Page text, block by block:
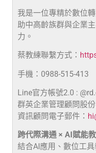
我是一位專精於數位
助中高齡族群與企業
力。
蔡教練聯繫方式：
手機：0988-515-413
Line官方帳號2.0 :
群英企業管理顧問股
資訊顧問電子郵件：
跨代際溝通 × AI賦能教
結合AI應用、數位工